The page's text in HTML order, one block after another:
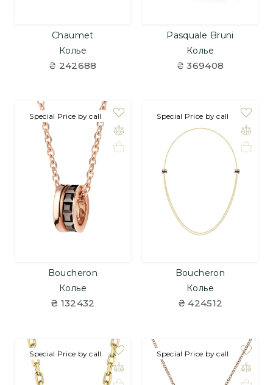
Chaumet
Колье
₴ 242688
Pasquale Bruni
Колье
₴ 369408
Special Price by call
Boucheron
Колье
₴ 132432
Special Price by call
Boucheron
Колье
₴ 424512
Special Price by call Special Price by call